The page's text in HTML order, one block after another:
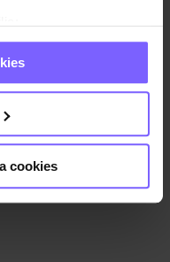
geografiska plats
upp till flera meter
att aktivt skanna den
uppgifter
när som
cookies